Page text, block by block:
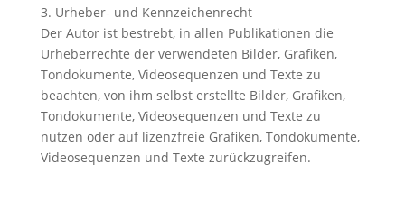
3. Urheber- und Kennzeichenrecht
Der Autor ist bestrebt, in allen Publikationen die
Urheberrechte der verwendeten Bilder, Grafiken,
Tondokumente, Videosequenzen und Texte zu
beachten, von ihm selbst erstellte Bilder, Grafiken,
Tondokumente, Videosequenzen und Texte zu
nutzen oder auf lizenzfreie Grafiken, Tondokumente,
Videosequenzen und Texte zurückzugreifen.